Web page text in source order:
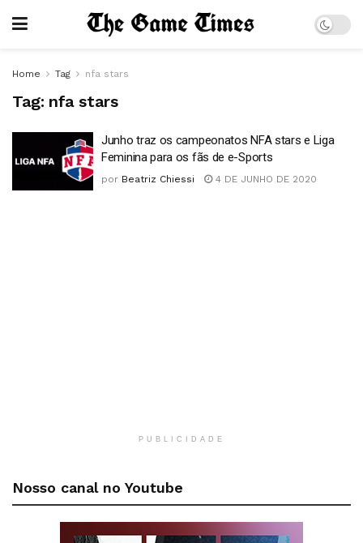
Home Tag nfa stars
Tag: nfa stars
Junho traz os campeonatos NFA stars e Liga
Feminina para os fãs de e-Sports
por Beatriz Chiessi 4 DE JUNHO DE 2020
PUBLICIDADE
Nosso canal no Youtube